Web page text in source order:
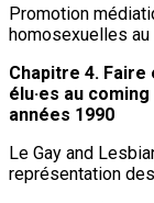
Promotion
homosexuelles
Chapitre 4. Faire
élu·es au
années 1990
Le Gay and
représentation